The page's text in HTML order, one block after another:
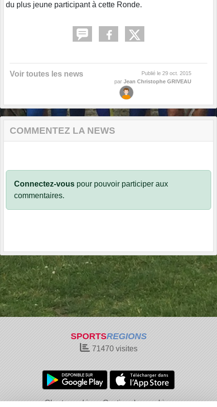
du plus jeune participant à cette Ronde.
Voir toutes les news Publié le 29 oct. 2015
par Jean Christophe GRIVEAU
COMMENTEZ LA NEWS
Connectez-vous pour pouvoir participer aux
commentaires.
SPORTSREGIONS
71470visites
Charte cookies Gestion des cookies